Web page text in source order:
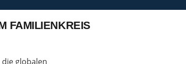
FAMILIENKREIS
globalen